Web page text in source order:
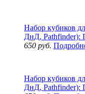
Набор кубиков
ДнД, Pathfinder):
650 руб.
Набор кубиков
ДнД, Pathfinder):